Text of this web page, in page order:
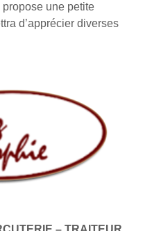
propose une petite
d’apprécier diverses